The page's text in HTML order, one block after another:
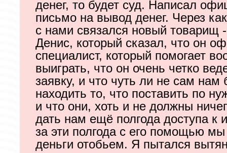
денег, то будет суд. Написал
письмо на вывод денег. Через
с нами связался новый товарищ
Денис, который сказал, что он
специалист, который помогает
выиграть, что он очень четко
заявку, и что чуть ли не сам нам
находить то, что поставить по
и что они, хоть и не должны
дать нам ещё полгода доступа к
за эти полгода с его помощью мы
деньги отобьем. Я пытался